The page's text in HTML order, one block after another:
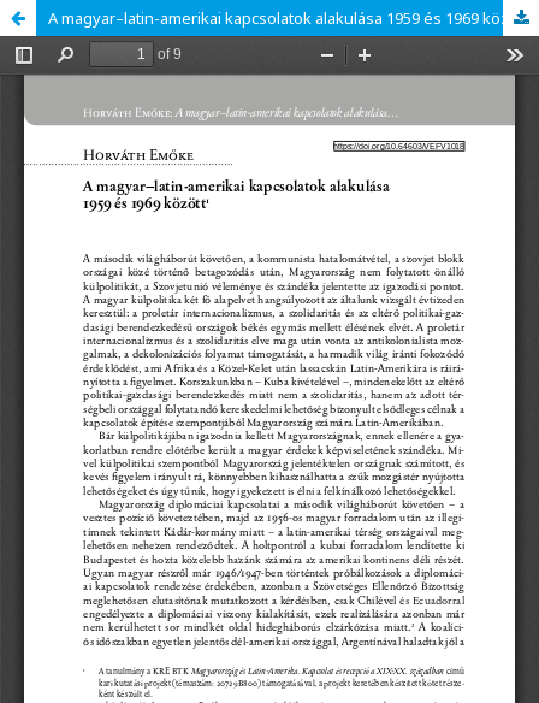
A magyar–latin-amerikai kapcsolatok alakulása 1959 és 1969 között